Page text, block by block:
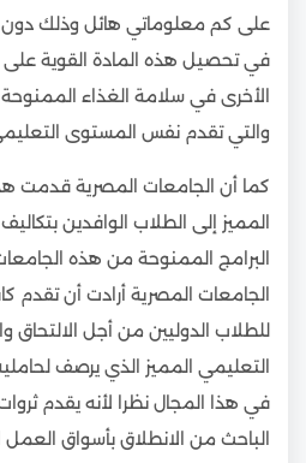
على كم معلوماتي هائل وذلك
في تحصيل هذه المادة القوية على
الأخرى في سلامة الغذاء
والتي تقدم نفس المستوى
كما أن الجامعات المصرية قدمت
المميز إلى الطلاب الوافدين
البرامج الممنوحة من هذه
الجامعات المصرية أرادت أن تقدم
للطلاب الدوليين من أجل الالتحاق
التعليمي المميز الذي يرصف
في هذا المجال نظرا لأنه يقدم
الباحث من الانطلاق بأسواق العمل